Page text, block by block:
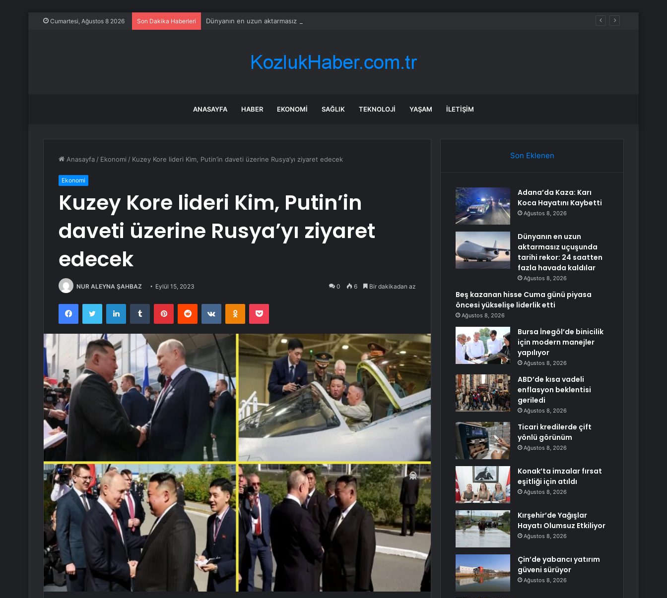
Cumartesi, Ağustos 8 2026 Son Dakika Haberleri Dünyanın en uzun aktarmasız uçuşunda tarihi rekor: 24 saatten fazla havada kaldılar
ANASAYFA HABER EKONOMI SAĞLIK TEKNOLOJI YAŞAM İLETIŞIM
Anasayfa / Ekonomi / Kuzey Kore lideri Kim, Putin’in daveti üzerine Rusya’yı ziyaret edecek
Ekonomi
Kuzey Kore lideri Kim, Putin’in
daveti üzerine Rusya’yı ziyaret
edecek
NUR ALEYNA ŞAHBAZ Eylül 15, 2023 0 6 Bir dakikadan az
FacebookTwitter LinkedInTumblr PinterestReddit VKontakteOdnoklassniki
Pocket
Son Eklenen
Adana’da Kaza: Karı
Koca Hayatını Kaybetti
Ağustos 8, 2026
Dünyanın en uzun
aktarmasız uçuşunda
tarihi rekor: 24 saatten
fazla havada kaldılar
Ağustos 8, 2026
Beş kazanan hisse Cuma günü piyasa
öncesi yükselişe liderlik etti
Ağustos 8, 2026
Bursa İnegöl’de binicilik
için modern manejler
yapılıyor
Ağustos 8, 2026
ABD’de kısa vadeli
enflasyon beklentisi
geriledi
Ağustos 8, 2026
Ticari kredilerde çift
yönlü görünüm
Ağustos 8, 2026
Konak’ta imzalar fırsat
eşitliği için atıldı
Ağustos 8, 2026
Kırşehir’de Yağışlar
Hayatı Olumsuz Etkiliyor
Ağustos 8, 2026
Çin’de yabancı yatırım
güveni sürüyor
Ağustos 8, 2026